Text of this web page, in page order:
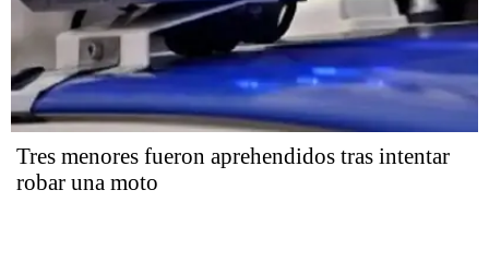
Tres menores fueron aprehendidos tras intentar
robar una moto